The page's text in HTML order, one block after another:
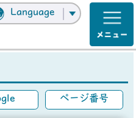
Language
ページ番号